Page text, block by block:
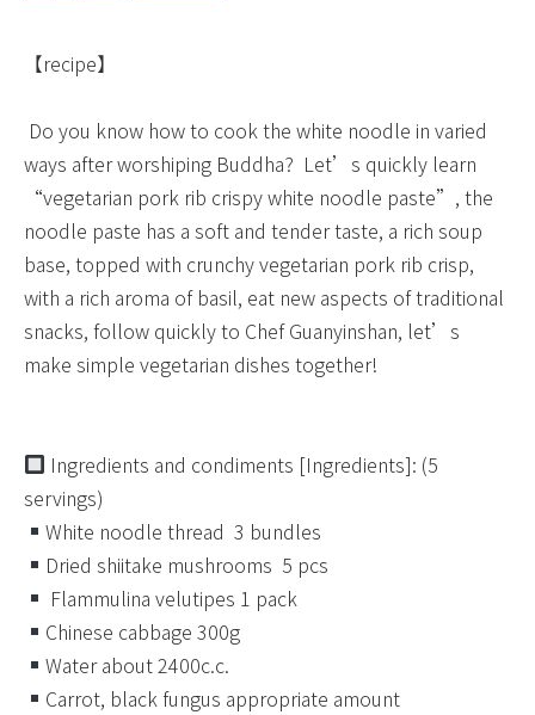
【recipe】
​ Do you know how to cook the white noodle in varied
ways after worshiping Buddha? ​ Let’s quickly learn
“vegetarian pork rib crispy white noodle paste”, the
noodle paste has a soft and tender taste, a rich soup
base, topped with crunchy vegetarian pork rib crisp,
with a rich aroma of basil, eat new aspects of traditional
snacks, follow quickly to Chef Guanyinshan, let’s
make simple vegetarian dishes together!
Ingredients and condiments [Ingredients]: (5
servings)
White noodle thread ​ 3 bundles
Dried shiitake mushrooms ​ 5 pcs
Flammulina velutipes 1 pack
Chinese cabbage 300g
Water about 2400c.c.
Carrot, black fungus appropriate amount